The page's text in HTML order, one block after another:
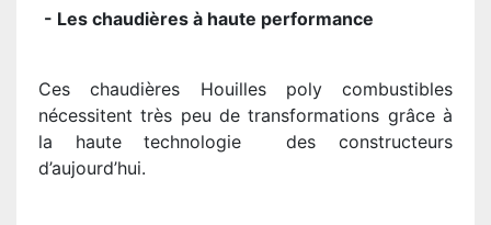
- Les chaudières à haute performance
Ces chaudières Houilles poly combustibles
nécessitent très peu de transformations grâce à
la haute technologie des constructeurs
d’aujourd’hui.